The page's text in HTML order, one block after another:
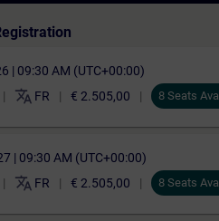
| 09:30 AM (UTC+00:00)
translate FR € 2.505,00 8 Seats
| 09:30 AM (UTC+00:00)
translate FR € 2.505,00 8 Seats